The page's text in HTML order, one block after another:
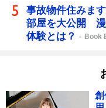
事故物件住みま
部屋を大公開 漫
体験とは？
Book